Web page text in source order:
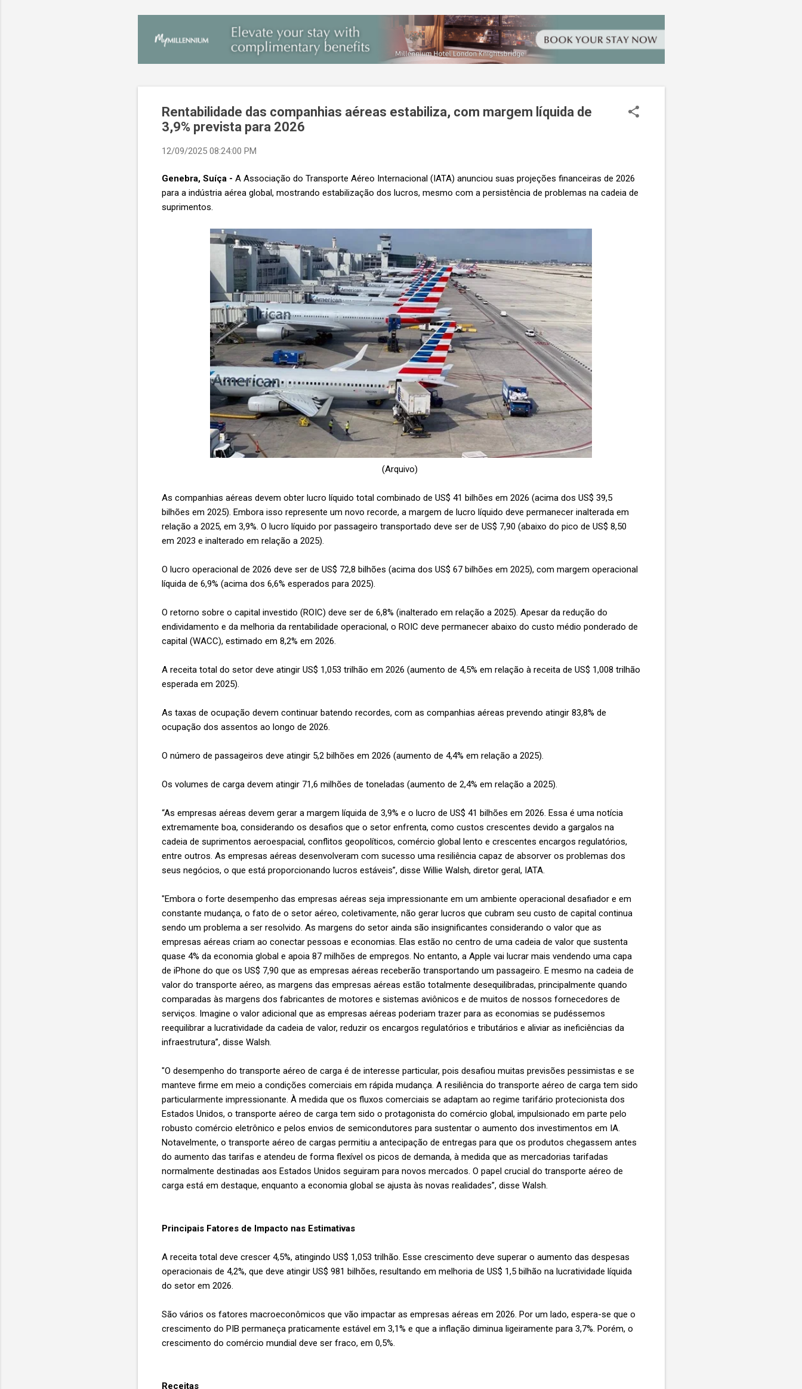
Rentabilidade das companhias aéreas estabiliza, com margem líquida de
3,9% prevista para 2026
12/09/2025 08:24:00 PM
Genebra, Suíça - A Associação do Transporte Aéreo Internacional (IATA) anunciou suas projeções financeiras de 2026
para a indústria aérea global, mostrando estabilização dos lucros, mesmo com a persistência de problemas na cadeia de
suprimentos.
(Arquivo)
As companhias aéreas devem obter lucro líquido total combinado de US$ 41 bilhões em 2026 (acima dos US$ 39,5
bilhões em 2025). Embora isso represente um novo recorde, a margem de lucro líquido deve permanecer inalterada em
relação a 2025, em 3,9%. O lucro líquido por passageiro transportado deve ser de US$ 7,90 (abaixo do pico de US$ 8,50
em 2023 e inalterado em relação a 2025).
O lucro operacional de 2026 deve ser de US$ 72,8 bilhões (acima dos US$ 67 bilhões em 2025), com margem operacional
líquida de 6,9% (acima dos 6,6% esperados para 2025).
O retorno sobre o capital investido (ROIC) deve ser de 6,8% (inalterado em relação a 2025). Apesar da redução do
endividamento e da melhoria da rentabilidade operacional, o ROIC deve permanecer abaixo do custo médio ponderado de
capital (WACC), estimado em 8,2% em 2026.
A receita total do setor deve atingir US$ 1,053 trilhão em 2026 (aumento de 4,5% em relação à receita de US$ 1,008 trilhão
esperada em 2025).
As taxas de ocupação devem continuar batendo recordes, com as companhias aéreas prevendo atingir 83,8% de
ocupação dos assentos ao longo de 2026.
O número de passageiros deve atingir 5,2 bilhões em 2026 (aumento de 4,4% em relação a 2025).
Os volumes de carga devem atingir 71,6 milhões de toneladas (aumento de 2,4% em relação a 2025).
“As empresas aéreas devem gerar a margem líquida de 3,9% e o lucro de US$ 41 bilhões em 2026. Essa é uma notícia
extremamente boa, considerando os desafios que o setor enfrenta, como custos crescentes devido a gargalos na
cadeia de suprimentos aeroespacial, conflitos geopolíticos, comércio global lento e crescentes encargos regulatórios,
entre outros. As empresas aéreas desenvolveram com sucesso uma resiliência capaz de absorver os problemas dos
seus negócios, o que está proporcionando lucros estáveis”, disse Willie Walsh, diretor geral, IATA.
"Embora o forte desempenho das empresas aéreas seja impressionante em um ambiente operacional desafiador e em
constante mudança, o fato de o setor aéreo, coletivamente, não gerar lucros que cubram seu custo de capital continua
sendo um problema a ser resolvido. As margens do setor ainda são insignificantes considerando o valor que as
empresas aéreas criam ao conectar pessoas e economias. Elas estão no centro de uma cadeia de valor que sustenta
quase 4% da economia global e apoia 87 milhões de empregos. No entanto, a Apple vai lucrar mais vendendo uma capa
de iPhone do que os US$ 7,90 que as empresas aéreas receberão transportando um passageiro. E mesmo na cadeia de
valor do transporte aéreo, as margens das empresas aéreas estão totalmente desequilibradas, principalmente quando
comparadas às margens dos fabricantes de motores e sistemas aviônicos e de muitos de nossos fornecedores de
serviços. Imagine o valor adicional que as empresas aéreas poderiam trazer para as economias se pudéssemos
reequilibrar a lucratividade da cadeia de valor, reduzir os encargos regulatórios e tributários e aliviar as ineficiências da
infraestrutura”, disse Walsh.
"O desempenho do transporte aéreo de carga é de interesse particular, pois desafiou muitas previsões pessimistas e se
manteve firme em meio a condições comerciais em rápida mudança. A resiliência do transporte aéreo de carga tem sido
particularmente impressionante. À medida que os fluxos comerciais se adaptam ao regime tarifário protecionista dos
Estados Unidos, o transporte aéreo de carga tem sido o protagonista do comércio global, impulsionado em parte pelo
robusto comércio eletrônico e pelos envios de semicondutores para sustentar o aumento dos investimentos em IA.
Notavelmente, o transporte aéreo de cargas permitiu a antecipação de entregas para que os produtos chegassem antes
do aumento das tarifas e atendeu de forma flexível os picos de demanda, à medida que as mercadorias tarifadas
normalmente destinadas aos Estados Unidos seguiram para novos mercados. O papel crucial do transporte aéreo de
carga está em destaque, enquanto a economia global se ajusta às novas realidades”, disse Walsh.
Principais Fatores de Impacto nas Estimativas
A receita total deve crescer 4,5%, atingindo US$ 1,053 trilhão. Esse crescimento deve superar o aumento das despesas
operacionais de 4,2%, que deve atingir US$ 981 bilhões, resultando em melhoria de US$ 1,5 bilhão na lucratividade líquida
do setor em 2026.
São vários os fatores macroeconômicos que vão impactar as empresas aéreas em 2026. Por um lado, espera-se que o
crescimento do PIB permaneça praticamente estável em 3,1% e que a inflação diminua ligeiramente para 3,7%. Porém, o
crescimento do comércio mundial deve ser fraco, em 0,5%.
Receitas